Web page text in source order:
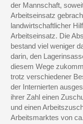
der Mannschaft,
Arbeitseinsatz
landwirtschaftlicher
Arbeitseinsatz. Die
bestand viel weniger
darin, den
diesem Wege
trotz verschiedener
der Internierten
ihrer Zahl einen
und einen
Arbeitsmarktes von